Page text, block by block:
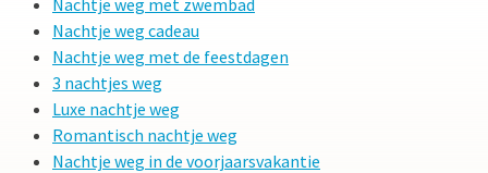
Nachtje weg cadeau
Nachtje weg met de feestdagen
3 nachtjes weg
Luxe nachtje weg
Romantisch nachtje weg
Nachtje weg in de voorjaarsvakantie